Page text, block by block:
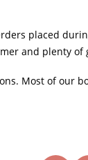
placed
and plenty
Most of our